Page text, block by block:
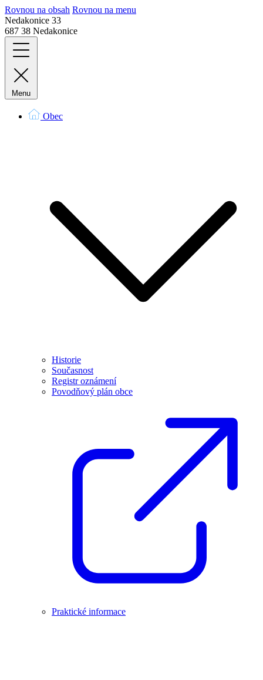
Rovnou na obsah Rovnou na menu
Nedakonice 33
687 38 Nedakonice
Menu
Obec
Historie
Současnost
Registr oznámení
Povodňový plán obce
Praktické informace